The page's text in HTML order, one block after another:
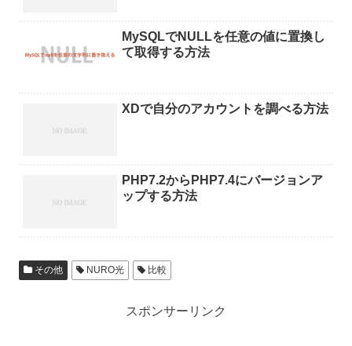
MySQLでNULLを任意の値に置換し
て取得する方法
XDで自分のアカウントを調べる方法
PHP7.2からPHP7.4にバージョンア
ップする方法
その他 NURO光 比較
スポンサーリンク